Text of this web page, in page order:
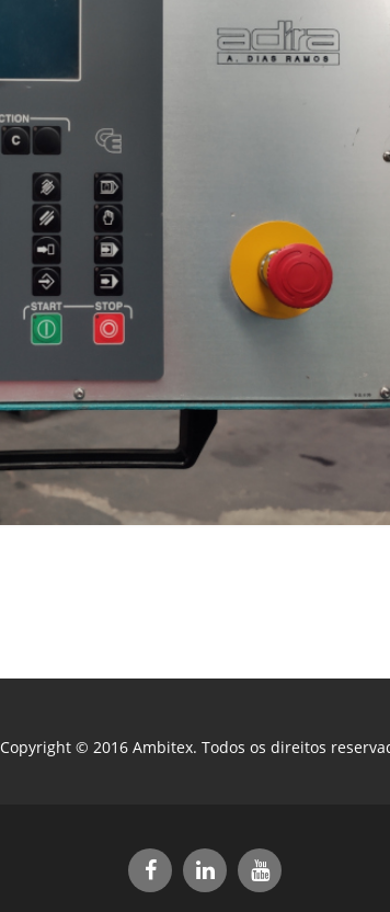
Copyright © 2016 Ambitex. Todos os direitos